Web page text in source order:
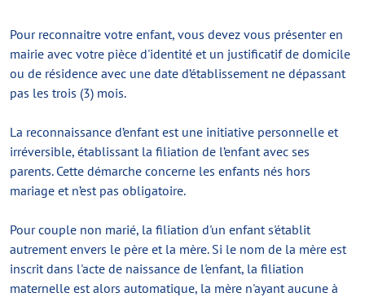
Pour reconnaitre votre enfant, vous devez vous présenter en
mairie avec votre pièce d'identité et un justificatif de domicile
ou de résidence avec une date d’établissement ne dépassant
pas les trois (3) mois.
La reconnaissance d’enfant est une initiative personnelle et
irréversible, établissant la filiation de l’enfant avec ses
parents. Cette démarche concerne les enfants nés hors
mariage et n’est pas obligatoire.
Pour couple non marié, la filiation d'un enfant s'établit
autrement envers le père et la mère. Si le nom de la mère est
inscrit dans l'acte de naissance de l'enfant, la filiation
maternelle est alors automatique, la mère n'ayant aucune à